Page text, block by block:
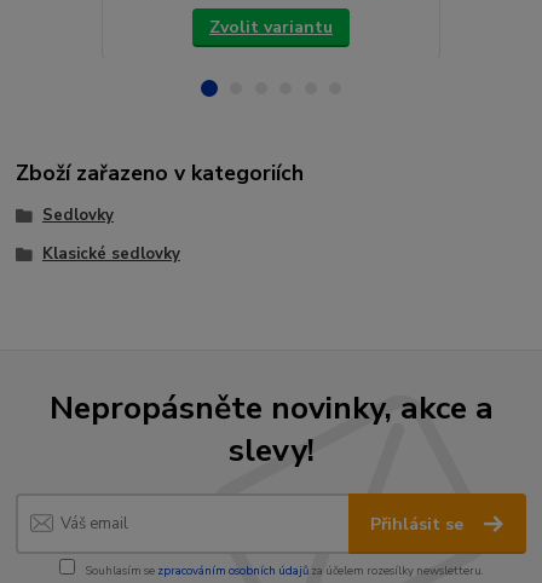
Zvolit variantu
Zboží zařazeno v kategoriích
Sedlovky
Klasické sedlovky
Nepropásněte novinky, akce a
slevy!
Přihlásit se
Souhlasím se zpracováním osobních údajůza účelem rozesílky newsletteru.